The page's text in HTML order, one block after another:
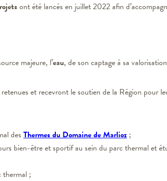
ont été lancés en juillet 2022 afin
majeure, l’eau, de son captage à sa
et recevront le soutien de la Région pour
des Thermes du Domaine de Marlioz ;
bien-être et sportif au sein du parc thermal et
;